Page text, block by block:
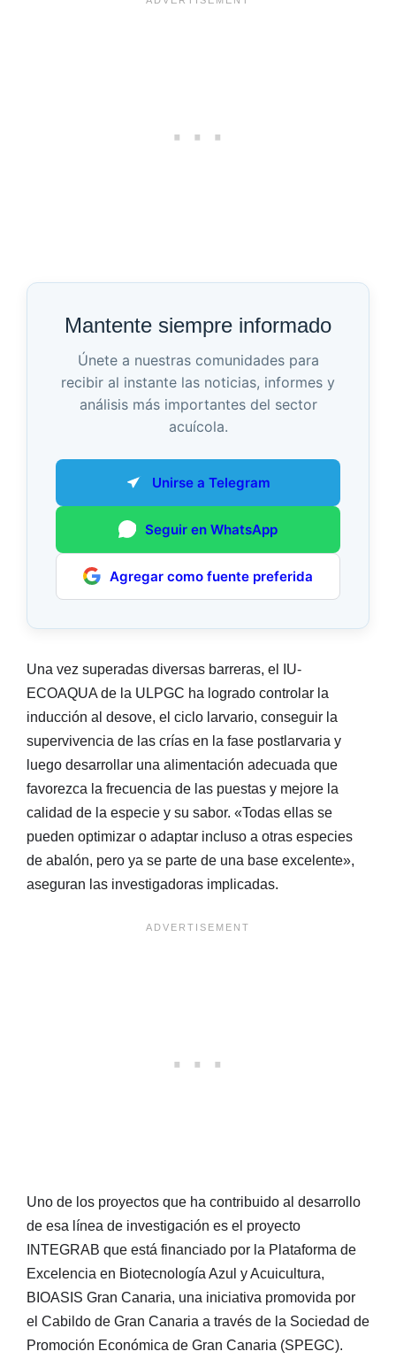
Mantente siempre informado
Únete a nuestras comunidades para
recibir al instante las noticias, informes y
análisis más importantes del sector
acuícola.
Unirse a Telegram
Seguir en WhatsApp
Agregar como fuente preferida
Una vez superadas diversas barreras, el IU-
ECOAQUA de la ULPGC ha logrado controlar la
inducción al desove, el ciclo larvario, conseguir la
supervivencia de las crías en la fase postlarvaria y
luego desarrollar una alimentación adecuada que
favorezca la frecuencia de las puestas y mejore la
calidad de la especie y su sabor. «Todas ellas se
pueden optimizar o adaptar incluso a otras especies
de abalón, pero ya se parte de una base excelente»,
aseguran las investigadoras implicadas.
Uno de los proyectos que ha contribuido al desarrollo
de esa línea de investigación es el proyecto
INTEGRAB que está financiado por la Plataforma de
Excelencia en Biotecnología Azul y Acuicultura,
BIOASIS Gran Canaria, una iniciativa promovida por
el Cabildo de Gran Canaria a través de la Sociedad de
Promoción Económica de Gran Canaria (SPEGC).